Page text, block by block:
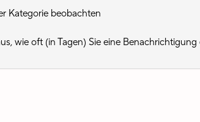
Kategorie beobachten
wie oft (in Tagen) Sie eine